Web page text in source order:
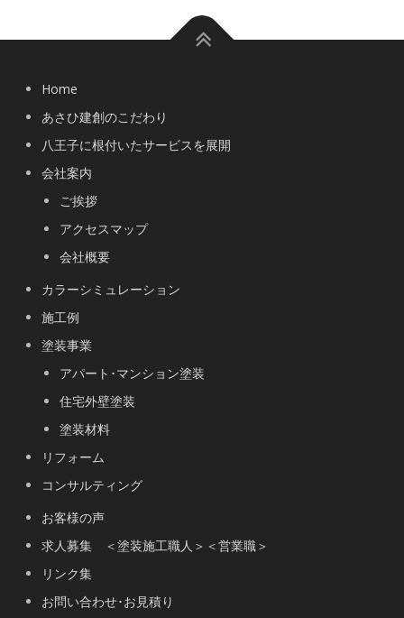
Home
あさひ建創のこだわり
八王子に根付いたサービスを展開
会社案内
ご挨拶
アクセスマップ
会社概要
カラーシミュレーション
施工例
塗装事業
アパート･マンション塗装
住宅外壁塗装
塗装材料
リフォーム
コンサルティング
お客様の声
求人募集 ＜塗装施工職人＞＜営業職＞
リンク集
お問い合わせ･お見積り